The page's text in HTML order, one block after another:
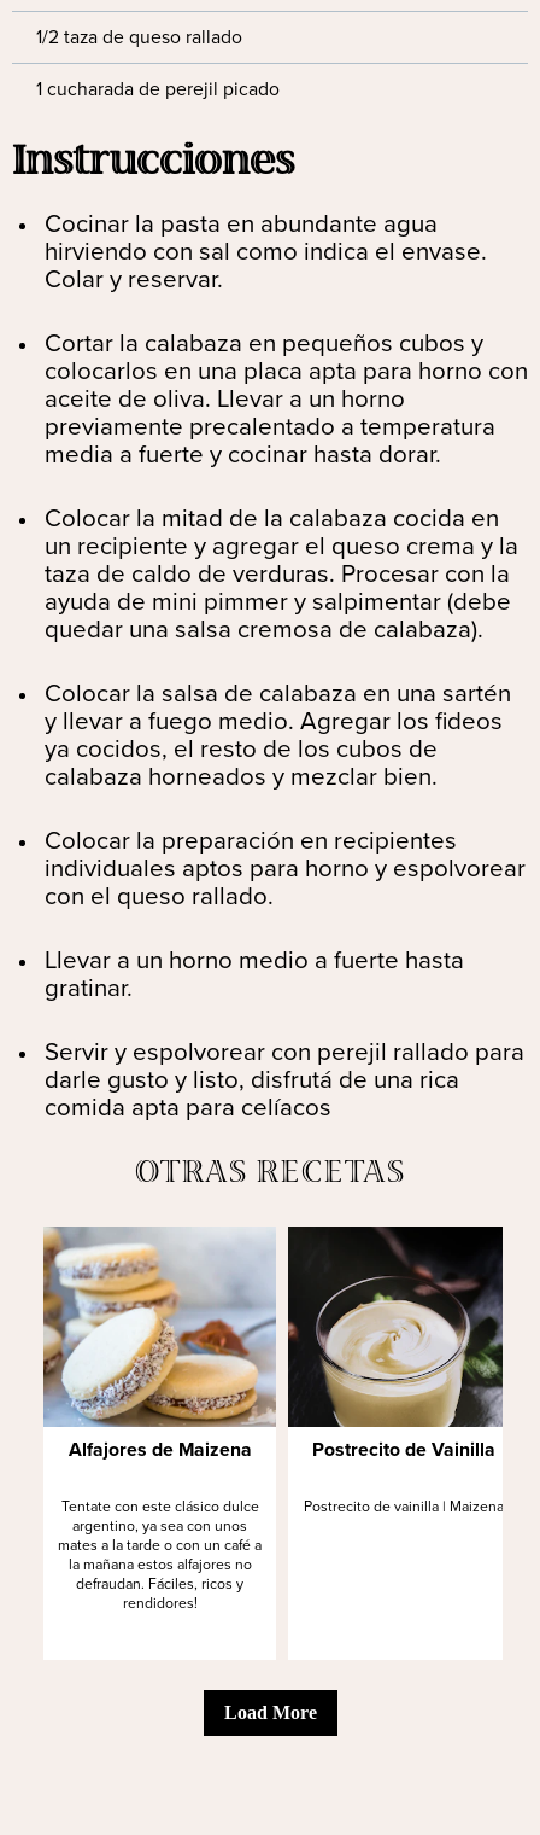
1/2 taza de queso rallado
1 cucharada de perejil picado
Instrucciones
Cocinar la pasta en abundante agua
hirviendo con sal como indica el envase.
Colar y reservar.
Cortar la calabaza en pequeños cubos y
colocarlos en una placa apta para horno con
aceite de oliva. Llevar a un horno
previamente precalentado a temperatura
media a fuerte y cocinar hasta dorar.
Colocar la mitad de la calabaza cocida en
un recipiente y agregar el queso crema y la
taza de caldo de verduras. Procesar con la
ayuda de mini pimmer y salpimentar (debe
quedar una salsa cremosa de calabaza).
Colocar la salsa de calabaza en una sartén
y llevar a fuego medio. Agregar los fideos
ya cocidos, el resto de los cubos de
calabaza horneados y mezclar bien.
Colocar la preparación en recipientes
individuales aptos para horno y espolvorear
con el queso rallado.
Llevar a un horno medio a fuerte hasta
gratinar.
Servir y espolvorear con perejil rallado para
darle gusto y listo, disfrutá de una rica
comida apta para celíacos
OTRAS RECETAS
Alfajores de Maizena
Tentate con este clásico dulce
argentino, ya sea con unos
mates a la tarde o con un café a
la mañana estos alfajores no
defraudan. Fáciles, ricos y
rendidores!
Postrecito de Vainilla
Postrecito de vainilla | Maizena
Load More